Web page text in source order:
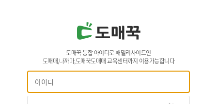
도매꾹 통합 아이디로 패밀리사이트인
도매매,나까마,도매꾹도매매 교육센터까지 이용가능합니다